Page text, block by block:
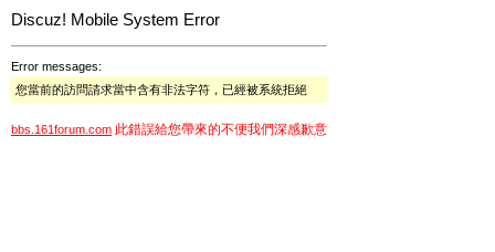
Discuz! Mobile System Error
Error messages:
您當前的訪問請求當中含有非法字符，已經被系統拒絕
bbs.161forum.com 此錯誤給您帶來的不便我們深感歉意